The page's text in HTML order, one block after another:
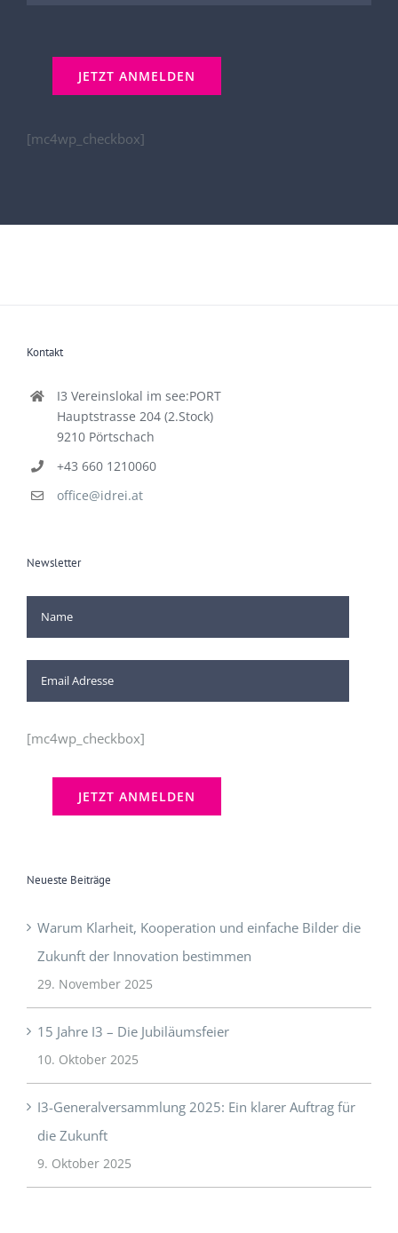
[mc4wp_checkbox]
Kontakt
I3 Vereinslokal im see:PORT
Hauptstrasse 204 (2.Stock)
9210 Pörtschach
+43 660 1210060
office@idrei.at
Newsletter
[mc4wp_checkbox]
Neueste Beiträge
Warum Klarheit, Kooperation und einfache Bilder die
Zukunft der Innovation bestimmen
29. November 2025
15 Jahre I3 – Die Jubiläumsfeier
10. Oktober 2025
I3-Generalversammlung 2025: Ein klarer Auftrag für
die Zukunft
9. Oktober 2025